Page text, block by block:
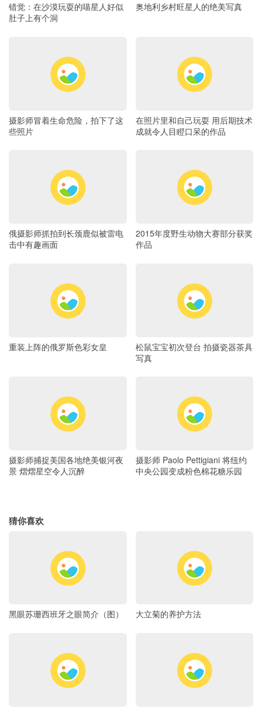
错觉：在沙漠玩耍的喵星人好似
肚子上有个洞
奥地利乡村旺星人的绝美写真
摄影师冒着生命危险，拍下了这
些照片
在照片里和自己玩耍 用后期技术
成就令人目瞪口呆的作品
俄摄影师抓拍到长颈鹿似被雷电
击中有趣画面
2015年度野生动物大赛部分获奖
作品
重装上阵的俄罗斯色彩女皇
松鼠宝宝初次登台 拍摄瓷器茶具
写真
摄影师捕捉美国各地绝美银河夜
景 熠熠星空令人沉醉
摄影师 Paolo Pettigiani 将纽约
中央公园变成粉色棉花糖乐园
猜你喜欢
黑眼苏珊西班牙之眼简介（图） 大立菊的养护方法